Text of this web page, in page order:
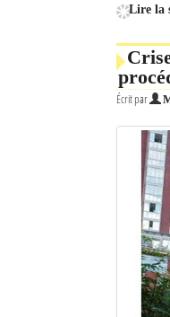
Lire la
Écrit par